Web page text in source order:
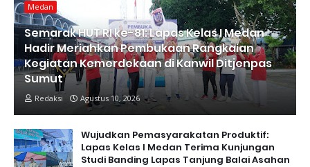
Medan
Semarak HUT RI ke-81: Lapas Kelas I Medan
Hadir Meriahkan Pembukaan Rangkaian
Kegiatan Kemerdekaan di Kanwil Ditjenpas
Sumut
Redaksi Agustus 10, 2026
Wujudkan Pemasyarakatan Produktif:
Lapas Kelas I Medan Terima Kunjungan
Studi Banding Lapas Tanjung Balai Asahan